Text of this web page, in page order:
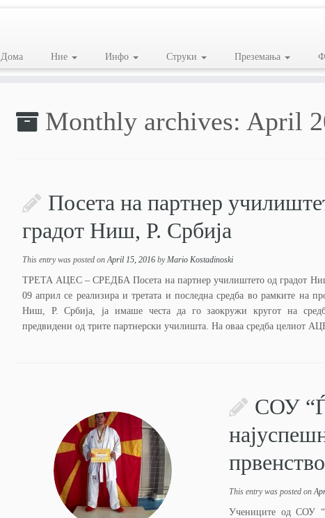
Дома Ние Инфо Струки Преземања
Monthly archives: April
Посета на партнер
градот Ниш, Р. Србија
This entry was posted onApril 15, 2016 byMario Kostadinoski
ТРЕТА АЦЕС – СРЕДБА Посета на партнер училиштето од градот
09 април се реализира и третата и последна средба во рамките на
Ниш, Р. Србија, ја имаше честа да го заокружи кругот на
предвидени од трите партнерски училишта. На оваа средба целиот
СОУ
This entry was posted on
Учениците од СОУ